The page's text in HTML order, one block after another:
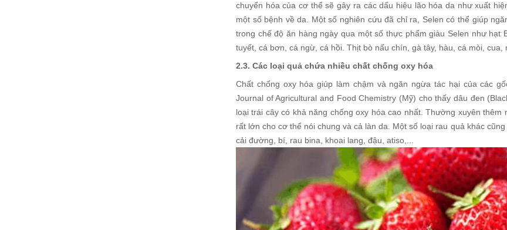
chuyển hóa của cơ thể sẽ gây ra các dấu hiệu lão hóa da như xuất
một số bệnh về da. Một số nghiên cứu đã chỉ ra, Selen có thể giúp
trong chế độ ăn hàng ngày qua một số thực phẩm giàu Selen như
tuyết, cá bơn, cá ngừ, cá hồi. Thịt bò nấu chín, gà tây, hàu, cá mòi, cua,
2.3. Các loại quả chứa nhiều chất chống oxy hóa
Chất chống oxy hóa giúp làm chậm và ngăn ngừa tác hại của các
Journal of Agricultural and Food Chemistry (Mỹ) cho thấy dâu đen
loại trái cây có khả năng chống oxy hóa cao nhất. Thường xuyên
rất lớn cho cơ thể nói chung và cả làn da. Một số loại rau quả khác
cải đường, bí, rau bina, khoai lang, đậu, atiso,...